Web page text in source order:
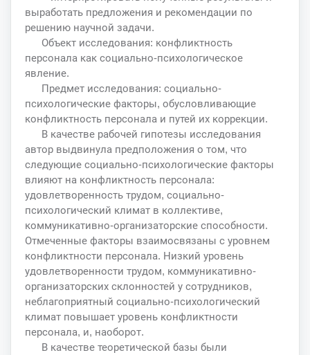
выработать предложения и рекомендации по
решению научной задачи.
Объект исследования: конфликтность
персонала как социально-психологическое
явление.
Предмет исследования: социально-
психологические факторы, обусловливающие
конфликтность персонала и путей их коррекции.
В качестве рабочей гипотезы исследования
автор выдвинула предположения о том, что
следующие социально-психологические факторы
влияют на конфликтность персонала:
удовлетворенность трудом, социально-
психологический климат в коллективе,
коммуникативно-организаторские способности.
Отмеченные факторы взаимосвязаны с уровнем
конфликтности персонала. Низкий уровень
удовлетворенности трудом, коммуникативно-
организаторских склонностей у сотрудников,
неблагоприятный социально-психологический
климат повышает уровень конфликтности
персонала, и, наоборот.
В качестве теоретической базы были